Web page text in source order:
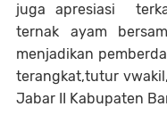
juga apresiasi
ternak ayam
menjadikan
terangkat,tutur
Jabar II Kabupaten